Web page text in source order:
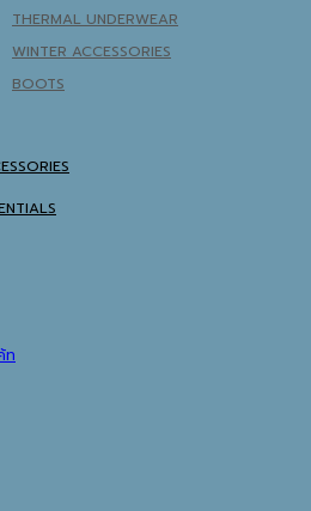
THERMAL UNDERWEAR
WINTER ACCESSORIES
BOOTS
ท